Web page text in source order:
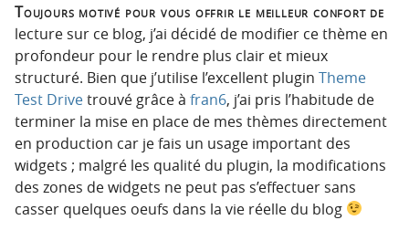
Toujours motivé pour vous offrir le meilleur confort de
lecture sur ce blog, j’ai décidé de modifier ce thème en
profondeur pour le rendre plus clair et mieux
structuré. Bien que j’utilise l’excellent plugin Theme
Test Drivetrouvé grâce à fran6, j’ai pris l’habitude de
terminer la mise en place de mes thèmes directement
en production car je fais un usage important des
widgets ; malgré les qualité du plugin, la modifications
des zones de widgets ne peut pas s’effectuer sans
casser quelques oeufs dans la vie réelle du blog